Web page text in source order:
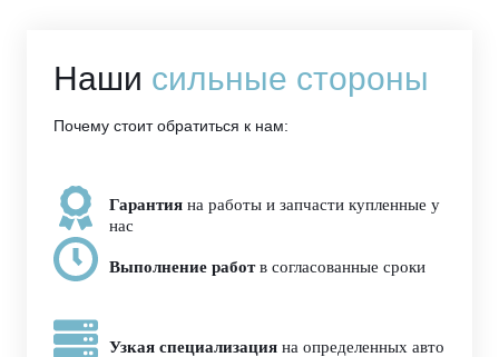
Наши сильные стороны
Почему стоит обратиться к нам:
Гарантия на работы и запчасти купленные у
нас
Выполнение работв согласованные сроки
Узкая специализация на определенных авто